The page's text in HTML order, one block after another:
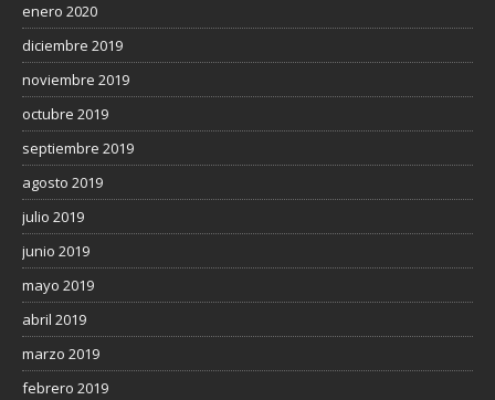
enero 2020
diciembre 2019
noviembre 2019
octubre 2019
septiembre 2019
agosto 2019
julio 2019
junio 2019
mayo 2019
abril 2019
marzo 2019
febrero 2019